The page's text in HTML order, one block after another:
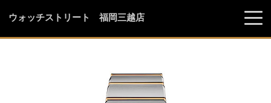
ウォッチストリート 福岡三越店